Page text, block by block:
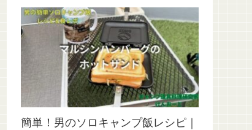
簡単！男のソロキャンプ飯レシピ｜